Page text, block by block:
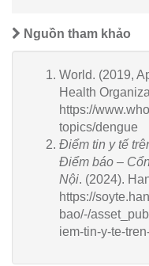
Nguồn tham khảo
World. (2019,
Health
https://
topics/dengue
Điểm tin y tế
Điểm báo –
Nội. (2024).
https://
bao/-/
iem-tin-y-te-